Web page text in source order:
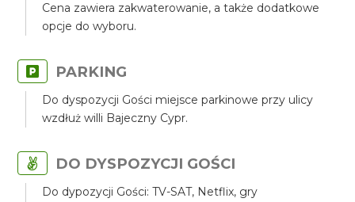
Cena zawiera zakwaterowanie, a także dodatkowe
opcje do wyboru.
PARKING
Do dyspozycji Gości miejsce parkinowe przy ulicy
wzdłuż willi Bajeczny Cypr.
DO DYSPOZYCJI GOŚCI
Do dypozycji Gości: TV-SAT, Netflix, gry